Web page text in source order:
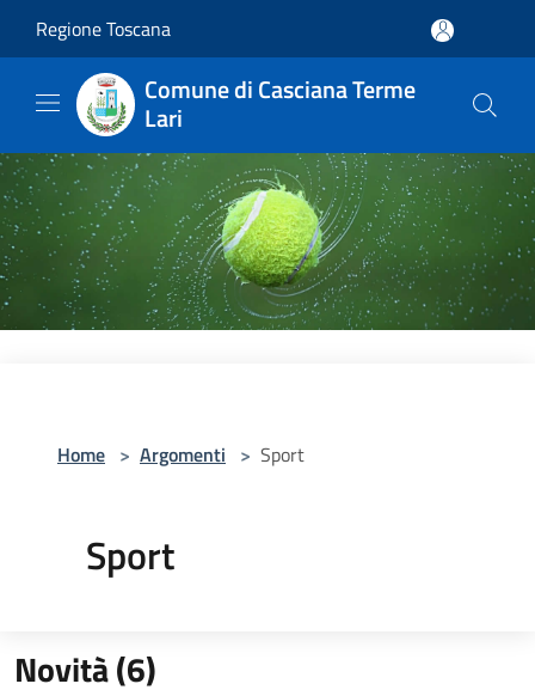
Regione Toscana
Comune di Casciana Terme
Lari
Home > Argomenti > Sport
Sport
Novità (6)